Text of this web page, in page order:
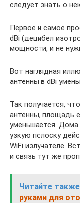
следует знать о
Первое и самое
dBi (децибел
мощности, и не
Вот наглядная
антенны в dBi
Так получается,
антенны, площадь
уменьшается. Дома
узкую полоску
WiFi излучателе.
и связь тут же
Читайте
руками для